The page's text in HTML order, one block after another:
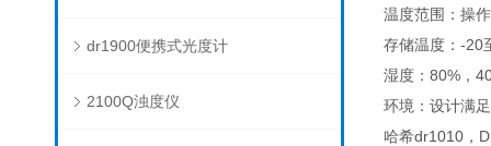
dr1900便携式光度计
2100Q浊度仪
温度范围：操
存储温度：-
湿度：80%，
环境：设计满
哈希dr1010，